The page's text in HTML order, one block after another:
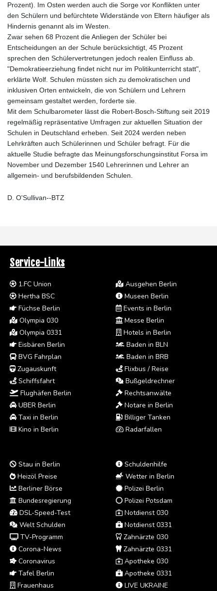
Prozent). Im Osten werden auch die Sorge vor Konflikten unter
den Schülern und befürchtete Widerstände von Eltern häufiger als
Hindernis genannt als im Westen.
Zwar sehen 68 Prozent die Anliegen der Schüler bei
Entscheidungen an der Schule berücksichtigt, 45 Prozent
sprechen den Schülervertretungen jedoch realen Einfluss ab.
"Demokratieerziehung findet nicht nur im Politikunterricht statt",
erklärte Wolf. Schulen müssten sich zu demokratischen und
inklusiven Orten entwickeln, die von Schülern und Lehrern
gemeinsam gestaltet werden, forderte sie.
Mit dem Schulbarometer lässt die Robert-Bosch-Stiftung seit 2019
regelmäßig repräsentative Umfragen zur aktuellen Situation der
Schulen in Deutschland erheben. Seit 2024 werden neben
Lehrkräften auch Schülerinnen und Schüler befragt. Für die
aktuelle Studie befragte das Meinungsforschungsinstitut Forsa im
November und Dezember 1540 Lehrerinnen und Lehrer an
allgemein- und berufsbildenden Schulen.
D. O'Sullivan--BTZ
Service-Links
1.FC Union
Hertha BSC
Füchse Berlin
Olympia 030
Olympia 0331
Eisbären Berlin
BVG Fahrplan
Zugauskunft
Schiffsfahrt
Flughäfen Berlin
UBER Berlin
Taxi in Berlin
Kino in Berlin
Ausgehen Berlin
Museen Berlin
Events in Berlin
Messe Berlin
Hotels in Berlin
Baden in BLN
Baden in BRB
Flixbus / Reise
Bußgeldrechner
Rechtsanwälte
Notare in Berlin
Billiger Tanken
Radarfallen
Stau in Berlin
Heizöl Preise
Berliner Börse
Bundesregierung
DSL-Speed-Test
Welt Schulden
TV-Programm
Corona-News
Coronavirus
Tafel Berlin
Frauenhaus
Schuldenhilfe
Wetter in Berlin
Polizei Berlin
Polizei Potsdam
Notdienst 030
Notdienst 0331
Zahnärzte 030
Zahnärzte 0331
Apotheke 030
Apotheke 0331
LIVE UKRAINE